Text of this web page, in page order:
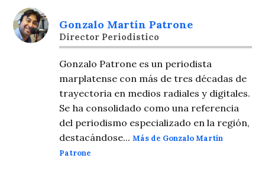
Gonzalo Martín Patrone
Director Periodistico
Gonzalo Patrone es un periodista
marplatense con más de tres décadas de
trayectoria en medios radiales y digitales.
Se ha consolidado como una referencia
del periodismo especializado en la región,
destacándose...Más de Gonzalo Martín
Patrone